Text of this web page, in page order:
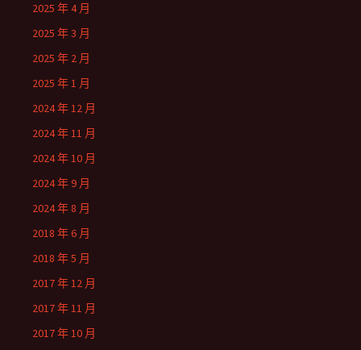
2025 年 4 月
2025 年 3 月
2025 年 2 月
2025 年 1 月
2024 年 12 月
2024 年 11 月
2024 年 10 月
2024 年 9 月
2024 年 8 月
2018 年 6 月
2018 年 5 月
2017 年 12 月
2017 年 11 月
2017 年 10 月